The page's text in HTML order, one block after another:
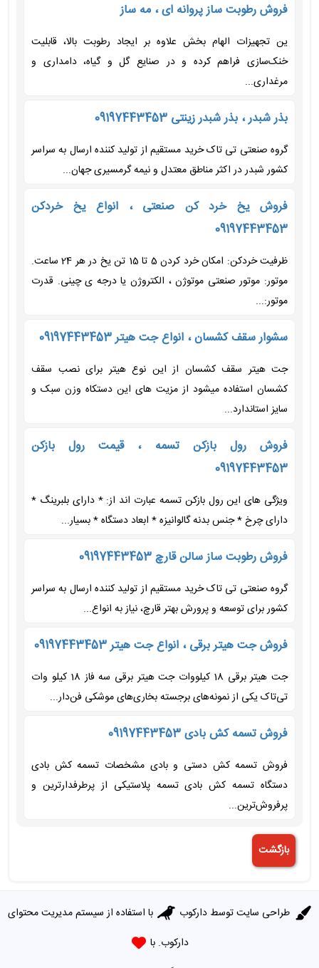
فروش رطوبت ساز پروانه ای ، مه ساز
ین تجهیزات الهام بخش علاوه بر ایجاد رطوبت بالا، قابلیت
خنک‌سازی فراهم کرده و در صنایع گل و گیاه، دامداری و
مرغداری...
بذر شبدر ، بذر شبدر زینتی 09197443453
گروه صنعتی تی تاک خرید مستقیم از تولید کننده ارسال به سراسر
کشور شبدر در اکثر مناطق معتدل و نیمه گرمسیری جهان...
فروش یخ خرد کن صنعتی ، انواع یخ خردکن
09197443453
ظرفیت خردکن: امکان خرد کردن 5 تا 15 تن یخ در هر 24 ساعت.
موتور: موتور صنعتی موتوژن ، الکتروژن یا درجه ی چینی. قدرت
موتور:...
سشوار سقف کشسان ، انواع جت هیتر 09197443453
جت هیتر سقف کشسان از این نوع هیتر برای نصب سقف
کشسان استفاده میشود از مزیت های این دستکاه وزن سبک و
سایز استاندارد...
فروش رول بازکن تسمه ، قیمت رول بازکن
09197443453
ویژگی های این رول بازکن تسمه عبارت اند از: * دارای بلبرینگ *
دارای چرخ * جنس بدنه گالوانیزه * ابعاد دستگاه * بسیار...
فروش رطوبت ساز سالن قارچ 09197443453
گروه صنعتی تی تاک خرید مستقیم از تولید کننده ارسال به سراسر
کشور برای توسعه و پرورش بهتر قارچ، نیاز به انواع...
فروش جت هیتر برقی ، انواع جت هیتر 09197443453
جت هیتر برقی 18 کیلووات جت هیتر برقی سه فاز 18 کیلو وات
تی‌تاک یکی از نمونه‌های برجسته بخاری‌های موشکی فن‌دار...
فروش تسمه کش بادی 09197443453
فروش تسمه کش دستی و بادی مشخصات تسمه کش بادی
دستگاه تسمه کش بادی تسمه پلاستیکی از پرطرفدارترین و
پرفروش‌ترین...
طراحی سایت توسطدارکوب
با استفاده از سیستم مدیریت محتوای
دارکوب. با